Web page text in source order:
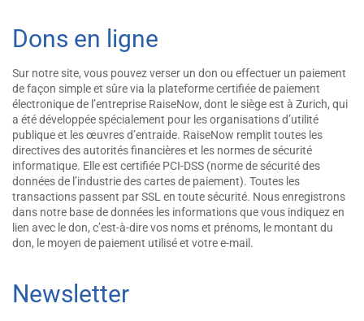
Dons en ligne
Sur notre site, vous pouvez verser un don ou effectuer un paiement
de façon simple et sûre via la plateforme certifiée de paiement
électronique de l’entreprise RaiseNow, dont le siège est à Zurich, qui
a été développée spécialement pour les organisations d’utilité
publique et les œuvres d’entraide. RaiseNow remplit toutes les
directives des autorités financières et les normes de sécurité
informatique. Elle est certifiée PCI-DSS (norme de sécurité des
données de l’industrie des cartes de paiement). Toutes les
transactions passent par SSL en toute sécurité. Nous enregistrons
dans notre base de données les informations que vous indiquez en
lien avec le don, c’est-à-dire vos noms et prénoms, le montant du
don, le moyen de paiement utilisé et votre e-mail.
Newsletter